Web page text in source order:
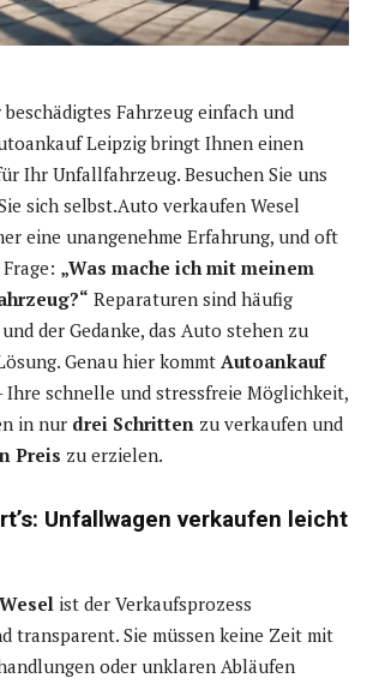
Fahrzeug einfach und
Leipzig bringt Ihnen einen
Ihr Unfallfahrzeug. Besuchen Sie uns
sich selbst.Auto verkaufen Wesel
eine unangenehme Erfahrung, und oft
„Was mache ich mit meinem
Reparaturen sind häufig
der Gedanke, das Auto stehen zu
Genau hier kommt Autoankauf
Ihre schnelle und stressfreie Möglichkeit,
in nur drei Schritten zu verkaufen und
Preis zu erzielen.
Unfallwagen verkaufen leicht
ist der Verkaufsprozess
transparent. Sie müssen keine Zeit mit
oder unklaren Abläufen